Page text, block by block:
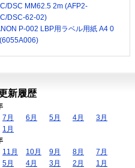
DSC MM62.5 2m (AFP2-
DSC-62-02)
P-002 LBP用ラベル用紙 A4 0
新履歴
7月 6月 5月 4月
3月
1月
11月 10月 9月 8月
7月
5月 4月 3月 2月
1月